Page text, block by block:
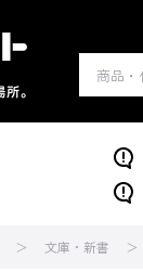
文庫・新書